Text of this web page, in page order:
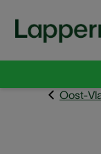
Oost-